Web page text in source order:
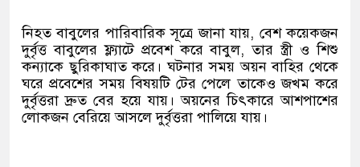
নিহত বাবুলের পারিবারিক সূত্রে জানা যায়, বেশ কয়েকজন
দুর্বৃত্ত বাবুলের ফ্ল্যাটে প্রবেশ করে বাবুল, তার স্ত্রী ও শিশু
কন্যাকে ছুরিকাঘাত করে। ঘটনার সময় অয়ন বাহির থেকে
ঘরে প্রবেশের সময় বিষয়টি টের পেলে তাকেও জখম করে
দুর্বৃত্তরা দ্রুত বের হয়ে যায়। অয়নের চিৎকারে আশপাশের
লোকজন বেরিয়ে আসলে দুর্বৃত্তরা পালিয়ে যায়।